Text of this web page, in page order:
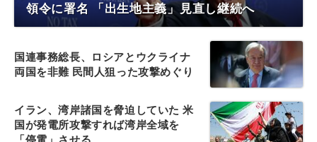
領令に署名 「出生地主義」見直し継続へ
国連事務総長、ロシアとウクライナ
両国を非難 民間人狙った攻撃めぐり
イラン、湾岸諸国を脅迫していた 米
国が発電所攻撃すれば湾岸全域を